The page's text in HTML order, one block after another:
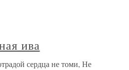
ива
сердца не томи, Не